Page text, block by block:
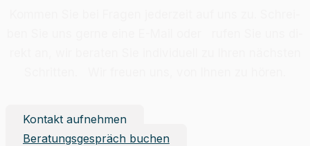
Kontakt aufnehmen
Beratungsgespräch buchen